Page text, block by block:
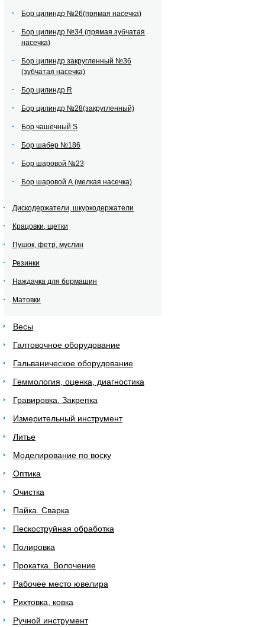
Бор цилиндр №26(прямая насечка)
Бор цилиндр №34 (прямая зубчатая
насечка)
Бор цилиндр закругленный №36
(зубчатая насечка)
Бор цилиндр R
Бор цилиндр №28(закругленный)
Бор чашечный S
Бор шабер №186
Бор шаровой №23
Бор шаровой А (мелкая насечка)
Дискодержатели, шкуркодержатели
Крацовки, щетки
Пушок, фетр, муслин
Резинки
Наждачка для бормашин
Матовки
Весы
Галтовочное оборудование
Гальваническое оборудование
Геммология, оценка, диагностика
Гравировка. Закрепка
Измерительный инструмент
Литье
Моделирование по воску
Оптика
Очистка
Пайка. Сварка
Пескоструйная обработка
Полировка
Прокатка. Волочение
Рабочее место ювелира
Рихтовка, ковка
Ручной инструмент